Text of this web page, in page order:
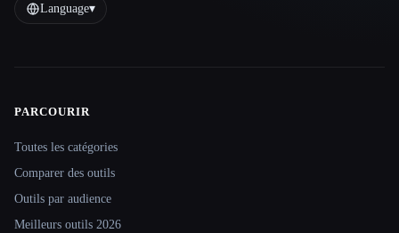
Language▾
Site navigation
PARCOURIR
Toutes les catégories
Comparer des outils
Outils par audience
Meilleurs outils 2026